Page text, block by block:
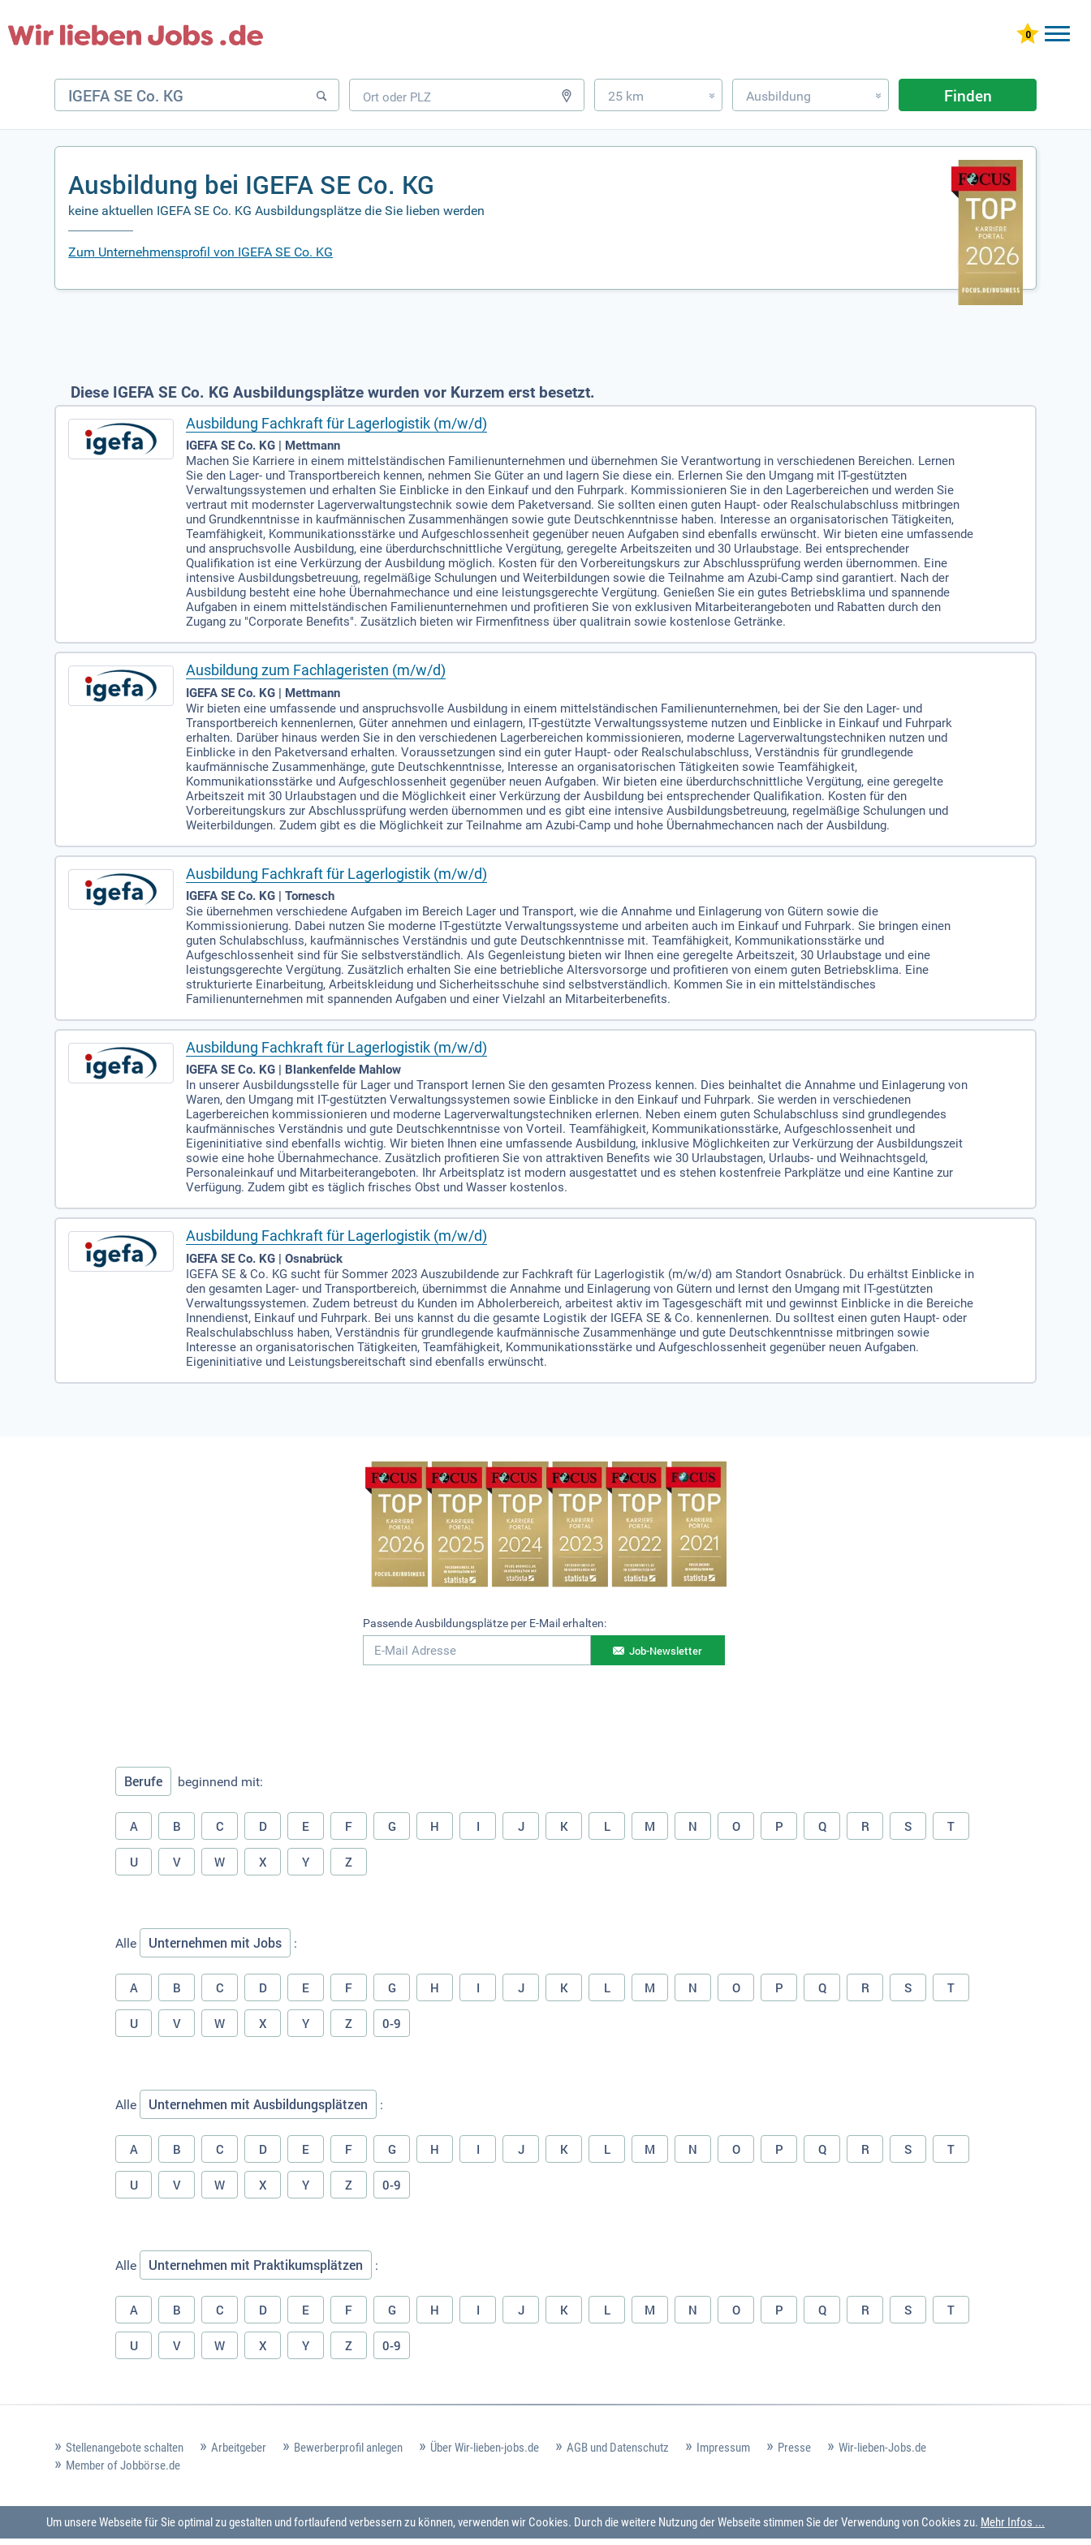
25 km » Ausbildung » Finden
Ausbildung bei IGEFA SE Co. KG
keine aktuellen IGEFA SE Co. KG Ausbildungsplätze die Sie lieben werden
Zum Unternehmensprofil von IGEFA SE Co. KG
Diese IGEFA SE Co. KG Ausbildungsplätze wurden vor Kurzem erst besetzt.
Ausbildung Fachkraft für Lagerlogistik (m/w/d)
IGEFA SE Co. KG | Mettmann
Machen Sie Karriere in einem mittelständischen Familienunternehmen und übernehmen Sie Verantwortung in verschiedenen Bereichen. Lernen
Sie den Lager- und Transportbereich kennen, nehmen Sie Güter an und lagern Sie diese ein. Erlernen Sie den Umgang mit IT-gestützten
Verwaltungssystemen und erhalten Sie Einblicke in den Einkauf und den Fuhrpark. Kommissionieren Sie in den Lagerbereichen und werden Sie
vertraut mit modernster Lagerverwaltungstechnik sowie dem Paketversand. Sie sollten einen guten Haupt- oder Realschulabschluss mitbringen
und Grundkenntnisse in kaufmännischen Zusammenhängen sowie gute Deutschkenntnisse haben. Interesse an organisatorischen Tätigkeiten,
Teamfähigkeit, Kommunikationsstärke und Aufgeschlossenheit gegenüber neuen Aufgaben sind ebenfalls erwünscht. Wir bieten eine umfassende
und anspruchsvolle Ausbildung, eine überdurchschnittliche Vergütung, geregelte Arbeitszeiten und 30 Urlaubstage. Bei entsprechender
Qualifikation ist eine Verkürzung der Ausbildung möglich. Kosten für den Vorbereitungskurs zur Abschlussprüfung werden übernommen. Eine
intensive Ausbildungsbetreuung, regelmäßige Schulungen und Weiterbildungen sowie die Teilnahme am Azubi-Camp sind garantiert. Nach der
Ausbildung besteht eine hohe Übernahmechance und eine leistungsgerechte Vergütung. Genießen Sie ein gutes Betriebsklima und spannende
Aufgaben in einem mittelständischen Familienunternehmen und profitieren Sie von exklusiven Mitarbeiterangeboten und Rabatten durch den
Zugang zu "Corporate Benefits". Zusätzlich bieten wir Firmenfitness über qualitrain sowie kostenlose Getränke.
Ausbildung zum Fachlageristen (m/w/d)
IGEFA SE Co. KG | Mettmann
Wir bieten eine umfassende und anspruchsvolle Ausbildung in einem mittelständischen Familienunternehmen, bei der Sie den Lager- und
Transportbereich kennenlernen, Güter annehmen und einlagern, IT-gestützte Verwaltungssysteme nutzen und Einblicke in Einkauf und Fuhrpark
erhalten. Darüber hinaus werden Sie in den verschiedenen Lagerbereichen kommissionieren, moderne Lagerverwaltungstechniken nutzen und
Einblicke in den Paketversand erhalten. Voraussetzungen sind ein guter Haupt- oder Realschulabschluss, Verständnis für grundlegende
kaufmännische Zusammenhänge, gute Deutschkenntnisse, Interesse an organisatorischen Tätigkeiten sowie Teamfähigkeit,
Kommunikationsstärke und Aufgeschlossenheit gegenüber neuen Aufgaben. Wir bieten eine überdurchschnittliche Vergütung, eine geregelte
Arbeitszeit mit 30 Urlaubstagen und die Möglichkeit einer Verkürzung der Ausbildung bei entsprechender Qualifikation. Kosten für den
Vorbereitungskurs zur Abschlussprüfung werden übernommen und es gibt eine intensive Ausbildungsbetreuung, regelmäßige Schulungen und
Weiterbildungen. Zudem gibt es die Möglichkeit zur Teilnahme am Azubi-Camp und hohe Übernahmechancen nach der Ausbildung.
Ausbildung Fachkraft für Lagerlogistik (m/w/d)
IGEFA SE Co. KG | Tornesch
Sie übernehmen verschiedene Aufgaben im Bereich Lager und Transport, wie die Annahme und Einlagerung von Gütern sowie die
Kommissionierung. Dabei nutzen Sie moderne IT-gestützte Verwaltungssysteme und arbeiten auch im Einkauf und Fuhrpark. Sie bringen einen
guten Schulabschluss, kaufmännisches Verständnis und gute Deutschkenntnisse mit. Teamfähigkeit, Kommunikationsstärke und
Aufgeschlossenheit sind für Sie selbstverständlich. Als Gegenleistung bieten wir Ihnen eine geregelte Arbeitszeit, 30 Urlaubstage und eine
leistungsgerechte Vergütung. Zusätzlich erhalten Sie eine betriebliche Altersvorsorge und profitieren von einem guten Betriebsklima. Eine
strukturierte Einarbeitung, Arbeitskleidung und Sicherheitsschuhe sind selbstverständlich. Kommen Sie in ein mittelständisches
Familienunternehmen mit spannenden Aufgaben und einer Vielzahl an Mitarbeiterbenefits.
Ausbildung Fachkraft für Lagerlogistik (m/w/d)
IGEFA SE Co. KG | Blankenfelde Mahlow
In unserer Ausbildungsstelle für Lager und Transport lernen Sie den gesamten Prozess kennen. Dies beinhaltet die Annahme und Einlagerung von
Waren, den Umgang mit IT-gestützten Verwaltungssystemen sowie Einblicke in den Einkauf und Fuhrpark. Sie werden in verschiedenen
Lagerbereichen kommissionieren und moderne Lagerverwaltungstechniken erlernen. Neben einem guten Schulabschluss sind grundlegendes
kaufmännisches Verständnis und gute Deutschkenntnisse von Vorteil. Teamfähigkeit, Kommunikationsstärke, Aufgeschlossenheit und
Eigeninitiative sind ebenfalls wichtig. Wir bieten Ihnen eine umfassende Ausbildung, inklusive Möglichkeiten zur Verkürzung der Ausbildungszeit
sowie eine hohe Übernahmechance. Zusätzlich profitieren Sie von attraktiven Benefits wie 30 Urlaubstagen, Urlaubs- und Weihnachtsgeld,
Personaleinkauf und Mitarbeiterangeboten. Ihr Arbeitsplatz ist modern ausgestattet und es stehen kostenfreie Parkplätze und eine Kantine zur
Verfügung. Zudem gibt es täglich frisches Obst und Wasser kostenlos.
Ausbildung Fachkraft für Lagerlogistik (m/w/d)
IGEFA SE Co. KG | Osnabrück
IGEFA SE & Co. KG sucht für Sommer 2023 Auszubildende zur Fachkraft für Lagerlogistik (m/w/d) am Standort Osnabrück. Du erhältst Einblicke in
den gesamten Lager- und Transportbereich, übernimmst die Annahme und Einlagerung von Gütern und lernst den Umgang mit IT-gestützten
Verwaltungssystemen. Zudem betreust du Kunden im Abholerbereich, arbeitest aktiv im Tagesgeschäft mit und gewinnst Einblicke in die Bereiche
Innendienst, Einkauf und Fuhrpark. Bei uns kannst du die gesamte Logistik der IGEFA SE & Co. kennenlernen. Du solltest einen guten Haupt- oder
Realschulabschluss haben, Verständnis für grundlegende kaufmännische Zusammenhänge und gute Deutschkenntnisse mitbringen sowie
Interesse an organisatorischen Tätigkeiten, Teamfähigkeit, Kommunikationsstärke und Aufgeschlossenheit gegenüber neuen Aufgaben.
Eigeninitiative und Leistungsbereitschaft sind ebenfalls erwünscht.
Passende Ausbildungsplätze per E-Mail erhalten:
Job-Newsletter
Berufe beginnend mit:
A B C D E F G H I J K L M N O P Q R S T
U V W X Y Z
Alle Unternehmen mit Jobs :
A B C D E F G H I J K L M N O P Q R S T
U V W X Y Z 0-9
Alle Unternehmen mit Ausbildungsplätzen :
A B C D E F G H I J K L M N O P Q R S T
U V W X Y Z 0-9
Alle Unternehmen mit Praktikumsplätzen :
A B C D E F G H I J K L M N O P Q R S T
U V W X Y Z 0-9
Stellenangebote schalten Arbeitgeber Bewerberprofil anlegen Über Wir-lieben-jobs.de AGB und Datenschutz Impressum Presse
Wir-lieben-Jobs.de
Member of Jobbörse.de
Um unsere Webseite für Sie optimal zu gestalten und fortlaufend verbessern zu können, verwenden wir Cookies. Durch die weitere Nutzung der Webseite stimmen Sie der Verwendung von Cookies zu. Mehr Infos ...